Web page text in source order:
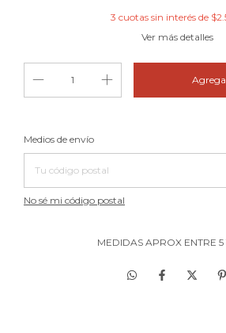
3 cuotas sin interés de
Ver más detalles
Entregas para el CP:
Medios de envío
No sé mi código postal
MEDIDAS APROX ENTRE 5